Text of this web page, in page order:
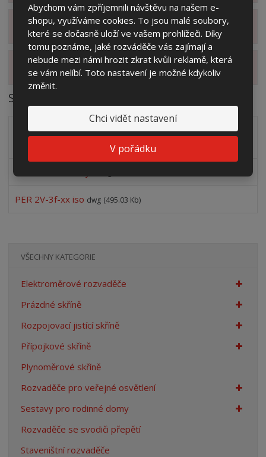
Abychom vám zpříjemnili návštěvu na našem e-
shopu, využíváme cookies. To jsou malé soubory,
které se dočasně uloží ve vašem prohlížeči. Díky
tomu poznáme, jaké rozváděče vás zajímají a
nebude mezi námi hrozit zkrat kvůli reklamě, která
se vám nelíbí. Toto nastavení je možné kdykoliv
změnit.
Chci vidět nastavení
V pořádku
Zobrazit související produkty
Zobrazit alternativní produkty
Soubory ke stažení
Doplněk katalogu výrobků 1.5.2022 skříně pro FVE pdf
PER 2V-3f-xx iso dwg (495.03 Kb)
VŠECHNY KATEGORIE
Elektroměrové rozvaděče
Prázdné skříně
Rozpojovací jistící skříně
Přípojkové skříně
Plynoměrové skříně
Rozvaděče pro veřejné osvětlení
Sestavy pro rodinné domy
Rozvaděče se svodiči přepětí
Staveništní rozvaděče